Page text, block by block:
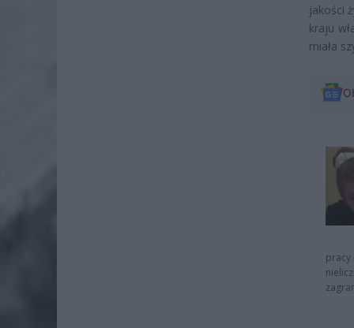
jakości
kraju
miała
pracy